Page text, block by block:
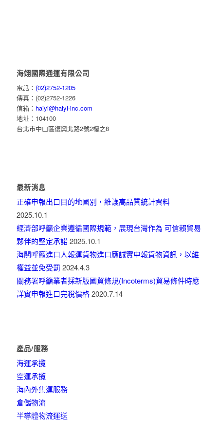
海翊國際通運有限公司
電話： (02)2752-1205
傳真：(02)2752-1226
信箱： haiyi@haiyi-inc.com
地址：104100
台北市中山區復興北路2號2樓之8
最新消息
正確申報出口目的地國別，維護高品質統計資料
2025.10.1
經濟部呼籲企業遵循國際規範，展現台灣作為 可信賴貿易
夥伴的堅定承諾 2025.10.1
海關呼籲進口人報運貨物進口應誠實申報貨物資訊，以維
權益並免受罰 2024.4.3
關務署呼籲業者採新版國貿條規(Incoterms)貿易條件時應
詳實申報進口完稅價格 2020.7.14
產品/服務
海運承攬
空運承攬
海內外集運服務
倉儲物流
半導體物流運送